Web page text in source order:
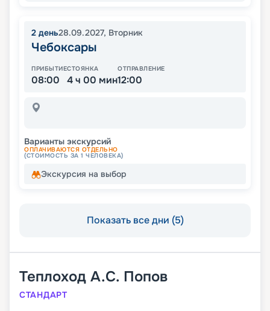
2 день28.09.2027, Вторник
Чебоксары
ПРИБЫТИЕ
08:00
СТОЯНКА
4 ч 00 мин
ОТПРАВЛЕНИЕ
12:00
Варианты экскурсий
ОПЛАЧИВАЮТСЯ ОТДЕЛЬНО
(СТОИМОСТЬ ЗА 1 ЧЕЛОВЕКА)
Экскурсия на выбор
Показать все дни (5)
Теплоход А.С. Попов
СТАНДАРТ